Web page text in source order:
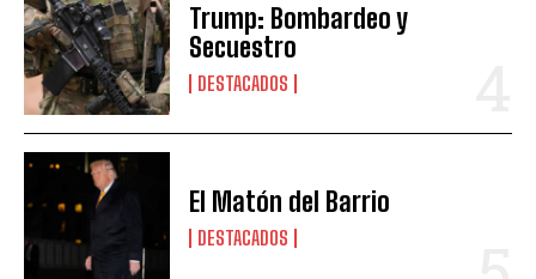
Trump: Bombardeo y
Secuestro
DESTACADOS
El Matón del Barrio
DESTACADOS